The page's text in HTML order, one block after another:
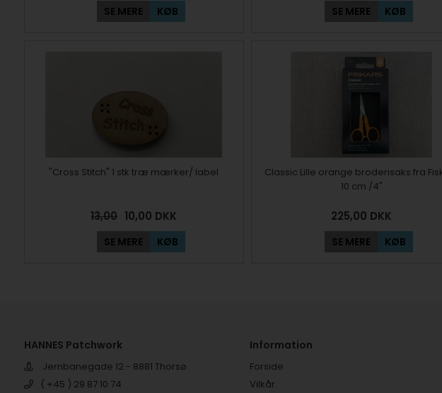
SE MERE KØB SE MERE KØB
"Cross Stitch" 1 stk træ mærker/ label
13,00 10,00 DKK
SE MERE KØB
Classic Lille orange broderisaks fra
10 cm /4"
225,00 DKK
SE MERE KØB
HANNES Patchwork
Jernbanegade 12 - 8881 Thorsø
( +45 ) 29 87 10 74
Information
Forside
Vilkår